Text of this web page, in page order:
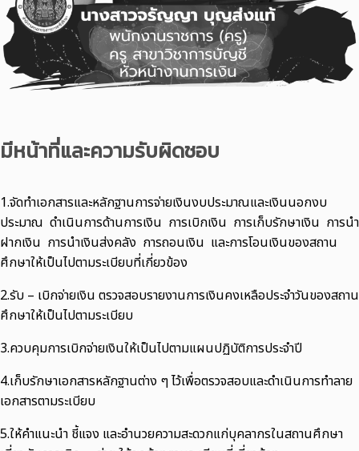
มีหน้าที่และความรับผิดชอบ
1.จัดทำเอกสารและหลักฐานการจ่ายเงินงบประมาณและเงินนอกงบ
ประมาณ ดำเนินการด้านการเงิน การเบิกเงิน การเก็บรักษาเงิน การนำ
ฝากเงิน การนำเงินส่งคลัง การถอนเงิน และการโอนเงินของสถาน
ศึกษาให้เป็นไปตามระเบียบที่เกี่ยวข้อง
2.รับ – เบิกจ่ายเงิน ตรวจสอบรายงานการเงินคงเหลือประจำวันของสถาน
ศึกษาให้เป็นไปตามระเบียบ
3.ควบคุมการเบิกจ่ายเงินให้เป็นไปตามแผนปฏิบัติการประจำปี
4.เก็บรักษาเอกสารหลักฐานต่าง ๆ ไว้เพื่อตรวจสอบและดำเนินการทำลาย
เอกสารตามระเบียบ
5.ให้คำแนะนำ ชี้แจง และอำนวยความสะดวกแก่บุคลากรในสถานศึกษา